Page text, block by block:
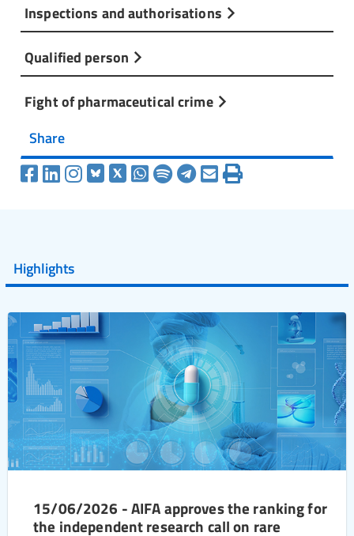
Inspections and authorisations
Qualified person
Fight of pharmaceutical crime
Share
Highlights
15/06/2026 - AIFA approves the ranking for
the independent research call on rare